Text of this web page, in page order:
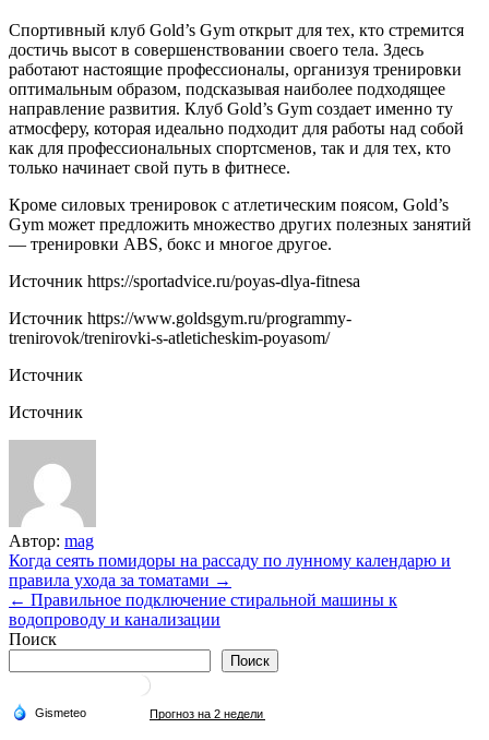
Спортивный клуб Gold’s Gym открыт для тех, кто стремится
достичь высот в совершенствовании своего тела. Здесь
работают настоящие профессионалы, организуя тренировки
оптимальным образом, подсказывая наиболее подходящее
направление развития. Клуб Gold’s Gym создает именно ту
атмосферу, которая идеально подходит для работы над собой
как для профессиональных спортсменов, так и для тех, кто
только начинает свой путь в фитнесе.
Кроме силовых тренировок с атлетическим поясом, Gold’s
Gym может предложить множество других полезных занятий
— тренировки ABS, бокс и многое другое.
Источник https://sportadvice.ru/poyas-dlya-fitnesa
Источник https://www.goldsgym.ru/programmy-
trenirovok/trenirovki-s-atleticheskim-poyasom/
Источник
Источник
Автор: mag
Навигация
по
записям
Когда сеять помидоры на рассаду по лунному календарю и
правила ухода за томатами →
← Правильное подключение стиральной машины к
водопроводу и канализации
Поиск
Поиск